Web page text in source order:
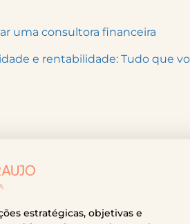
uma consultora financeira
e rentabilidade: Tudo que
estratégicas, objetivas e